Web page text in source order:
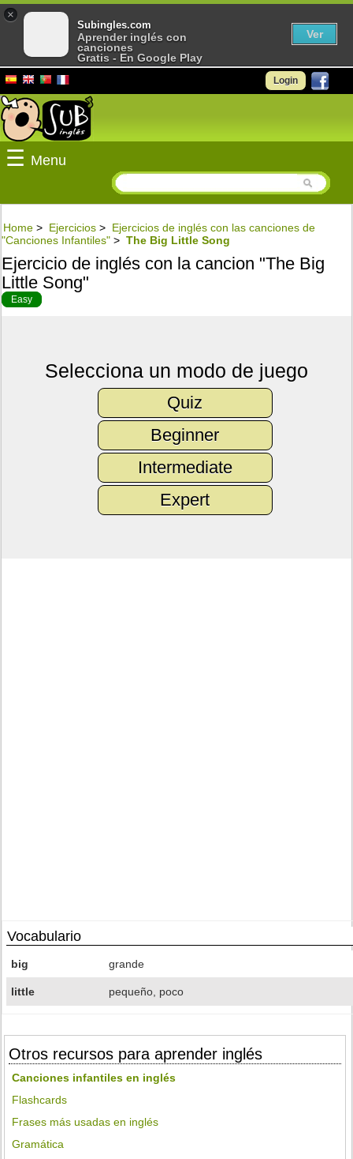
Login
☰ Menu
Home > Ejercicios > Ejercicios de inglés con las canciones de
"Canciones Infantiles" > The Big Little Song
Ejercicio de inglés con la cancion "The Big
Little Song"
Easy
Selecciona un modo de juego
Quiz
Beginner
Intermediate
Expert
Vocabulario
big grande
little pequeño, poco
Otros recursos para aprender inglés
Canciones infantiles en inglés
Flashcards
Frases más usadas en inglés
Gramática
×
Subingles.com
Aprender inglés con
canciones
Gratis - En Google Play
Ver